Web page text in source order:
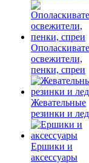
освежители,
пенки, спреи
Жевательные
резинки и
Ершики и
аксессуары